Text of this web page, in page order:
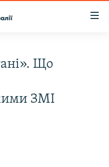
Що
ЗМІ